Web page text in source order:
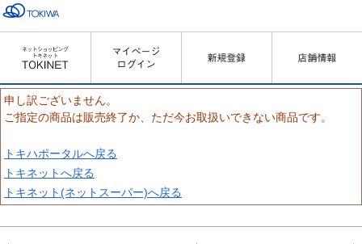
申し訳ございません。
ご指定の商品は販売終了か、ただ今お取扱いできない商品です。
トキハポータルへ戻る
トキネットへ戻る
トキネット(ネットスーパー)へ戻る